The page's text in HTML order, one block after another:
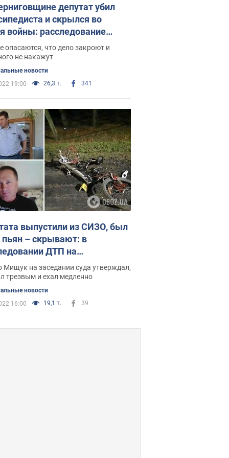
депутат убил
и скрылся во
войны: расследование
опасаются, что дело закроют и
не накажут
новости
19:00
26,3 т. 341
выпустили из СИЗО, был
пьян – скрывают: в
ДТП на
новый поворот
Мищук на заседании суда утверждал,
трезвым и ехал медленно
новости
16:00
19,1 т. 39